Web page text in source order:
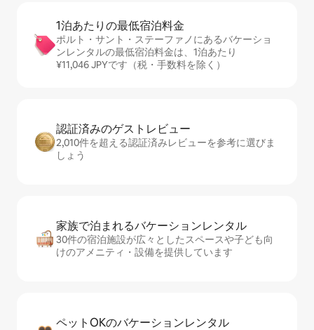
1泊あたりの最⁠低⁠宿⁠泊⁠料⁠金
ポルト・サント・ステーファノにあるバケーショ
ンレンタルの最低宿泊料金は、1泊あたり
¥11,046 JPYです（税・手数料を除く）
認証済みのゲ⁠ス⁠ト⁠レ⁠ビ⁠ュ⁠ー
2,010件を超える認証済みレビューを参考に選びま
しょう
家族で泊まれるバ⁠ケ⁠ー⁠シ⁠ョ⁠ンレ⁠ン⁠タ⁠ル
30件の宿泊施設が広々としたスペースや子ども向
けのアメニティ・設備を提供しています
ペットOKのバ⁠ケ⁠ー⁠シ⁠ョ⁠ンレ⁠ン⁠タ⁠ル